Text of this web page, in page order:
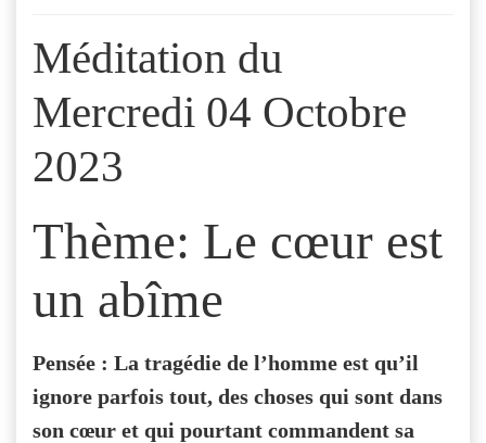
Méditation du
Mercredi 04 Octobre
2023
Thème: Le cœur est
un abîme
Pensée : La tragédie de l’homme est qu’il
ignore parfois tout, des choses qui sont dans
son cœur et qui pourtant commandent sa